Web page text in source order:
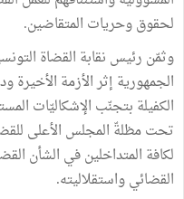
لحقوق وحريات المتقاضين.
وثمّن رئيس نقابة القضاة
الجمهورية إثر الأزمة الأخيرة
الكفيلة بتجنّب الإشكاليّات
تحت مظلةّ المجلس الأعلى
لكافة المتداخلين في الشأن
القضائي واستقلاليته.